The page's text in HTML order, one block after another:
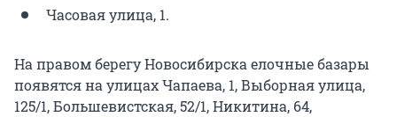
Часовая улица, 1.
На правом берегу Новосибирска елочные базары
появятся на улицах Чапаева, 1, Выборная улица,
125/1, Большевистская, 52/1, Никитина, 64,